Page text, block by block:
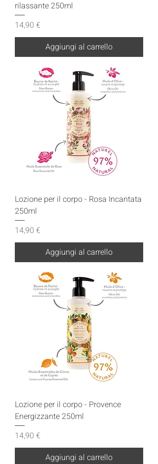
rilassante 250ml
Prezzo
14,90 €
Aggiungi al carrello
Lozione per il corpo - Rosa Incantata
250ml
Prezzo
14,90 €
Aggiungi al carrello
Lozione per il corpo - Provence
Energizzante 250ml
Prezzo
14,90 €
Aggiungi al carrello